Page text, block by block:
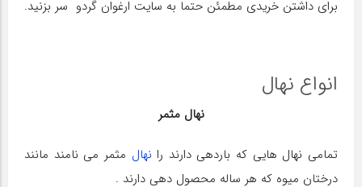
برای داشتن خریدی مطمئن حتما به سایت ارغوان گردو سر بزنید.
انواع نهال
نهال مثمر
تمامی نهال هایی که باردهی دارند را نهال مثمر می نامند مانند
درختان میوه که هر ساله محصول دهی دارند .